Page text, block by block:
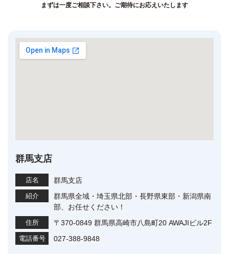
まずは一度ご相談下さい。ご期待にお応えいたします
群馬支店
店名 群馬支店
紹介
群馬県全域・埼玉県北部・長野県東部・新潟県南
部、お任せください！
住所 〒370-0849 群馬県高崎市八島町20 AWAJIビル2F
電話番号 027-388-9848